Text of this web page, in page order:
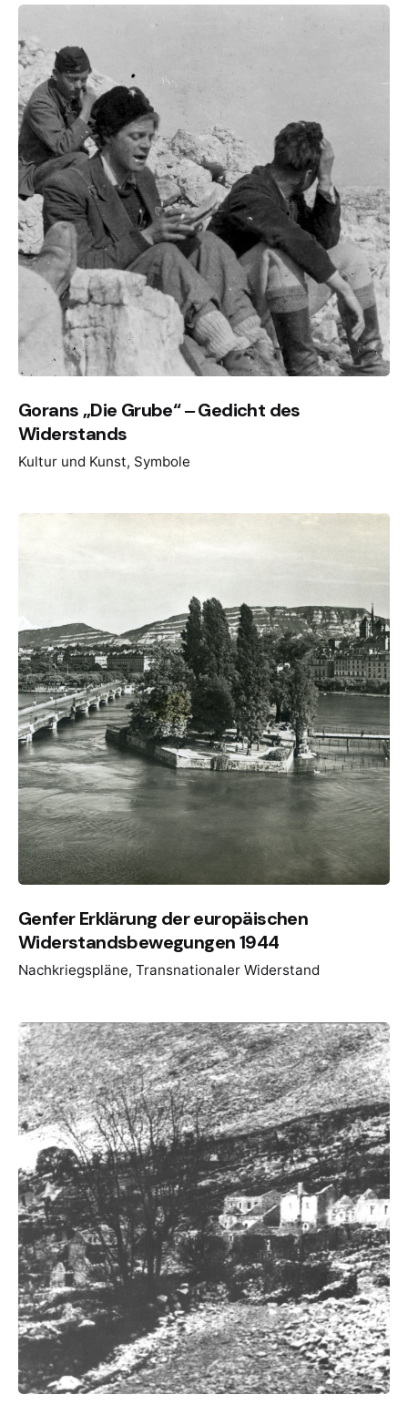
Gorans „Die Grube“ ‒ Gedicht des
Widerstands
Kultur und Kunst Symbole
Genfer Erklärung der europäischen
Widerstandsbewegungen 1944
Nachkriegspläne Transnationaler Widerstand